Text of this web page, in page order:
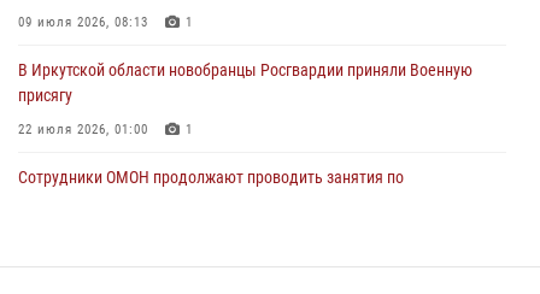
09 июля 2026, 08:13 1
В Иркутской области новобранцы Росгвардии приняли Военную
присягу
22 июля 2026, 01:00 1
Сотрудники ОМОН продолжают проводить занятия по